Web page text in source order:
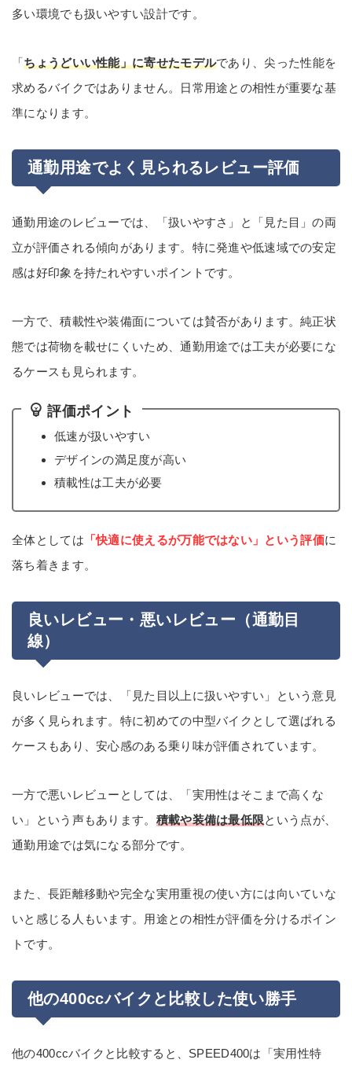
多い環境でも扱いやすい設計です。
「ちょうどいい性能」に寄せたモデルであり、尖った性能を
求めるバイクではありません。日常用途との相性が重要な基
準になります。
通勤用途でよく見られるレビュー評価
通勤用途のレビューでは、「扱いやすさ」と「見た目」の両
立が評価される傾向があります。特に発進や低速域での安定
感は好印象を持たれやすいポイントです。
一方で、積載性や装備面については賛否があります。純正状
態では荷物を載せにくいため、通勤用途では工夫が必要にな
るケースも見られます。
評価ポイント
低速が扱いやすい
デザインの満足度が高い
積載性は工夫が必要
全体としては 「快適に使えるが万能ではない」という評価に
落ち着きます。
良いレビュー・悪いレビュー（通勤目
線）
良いレビューでは、「見た目以上に扱いやすい」という意見
が多く見られます。特に初めての中型バイクとして選ばれる
ケースもあり、安心感のある乗り味が評価されています。
一方で悪いレビューとしては、「実用性はそこまで高くな
い」という声もあります。 積載や装備は最低限という点が、
通勤用途では気になる部分です。
また、長距離移動や完全な実用重視の使い方には向いていな
いと感じる人もいます。用途との相性が評価を分けるポイン
トです。
他の400ccバイクと比較した使い勝手
他の400ccバイクと比較すると、SPEED400は「実用性特